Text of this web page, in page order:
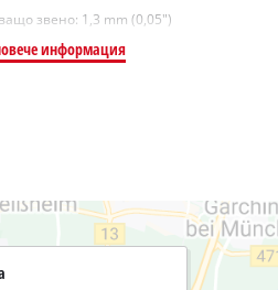
звено: 1,3 mm (0,05")
информация